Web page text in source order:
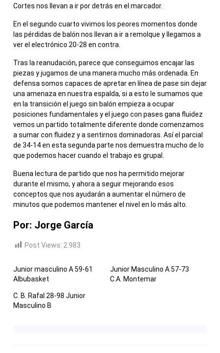
Cortes nos llevan a ir por detrás en el marcador.
En el segundo cuarto vivimos los peores momentos donde
las pérdidas de balón nos llevan a ir a remolque y llegamos a
ver el electrónico 20-28 en contra.
Tras la reanudación, parece que conseguimos encajar las
piezas y jugamos de una manera mucho más ordenada. En
defensa somos capaces de apretar en línea de pase sin dejar
una amenaza en nuestra espalda, si a esto le sumamos que
en la transición el juego sin balón empieza a ocupar
posiciones fundamentales y el juego con pases gana fluidez
vemos un partido totalmente diferente donde comenzamos
a sumar con fluidez y a sentirnos dominadoras. Así el parcial
de 34-14 en esta segunda parte nos demuestra mucho de lo
que podemos hacer cuando el trabajo es grupal.
Buena lectura de partido que nos ha permitido mejorar
durante el mismo, y ahora a seguir mejorando esos
conceptos que nos ayudarán a aumentar el número de
minutos que podemos mantener el nivel en lo más alto.
Por: Jorge García
Post Views: 2.983
Junior masculino A 59-61
Albubasket
Junior Masculino A 57-73
C.A. Montemar
C. B. Rafal 28-98 Junior
Masculino B